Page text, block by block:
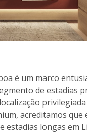
é um marco
de estadias
privilegiada
acreditamos que
estadias longas em